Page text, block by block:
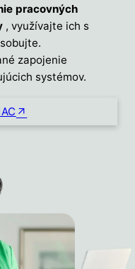
pracovných
, využívajte ich s
zapojenie
systémov.